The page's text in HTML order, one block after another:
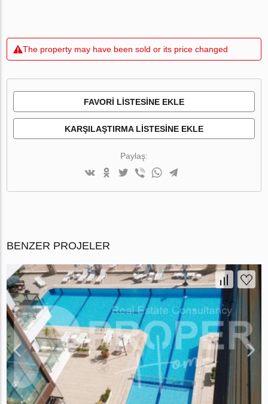
The property may have been sold or its price changed
FAVORI LISTESINE EKLE
KARŞILAŞTIRMA LISTESINE EKLE
Paylaş:
BENZER PROJELER